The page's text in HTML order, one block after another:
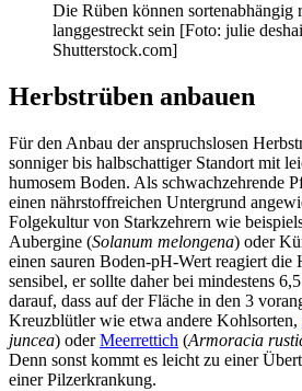
Die Rüben können sortenabhängig
langgestreckt sein [Foto: julie
Shutterstock.com]
Herbstrüben anbauen
Für den Anbau der anspruchslosen
sonniger bis halbschattiger Standort mit
humosem Boden. Als schwachzehrende
einen nährstoffreichen Untergrund
Folgekultur von Starkzehrern wie
Aubergine (Solanum melongena) oder
einen sauren Boden-pH-Wert reagiert die
sensibel, er sollte daher bei mindestens
darauf, dass auf der Fläche in den 3
Kreuzblütler wie etwa andere Kohlsorten,
juncea) oderMeerrettich (Armoracia
Denn sonst kommt es leicht zu einer
einer Pilzerkrankung.